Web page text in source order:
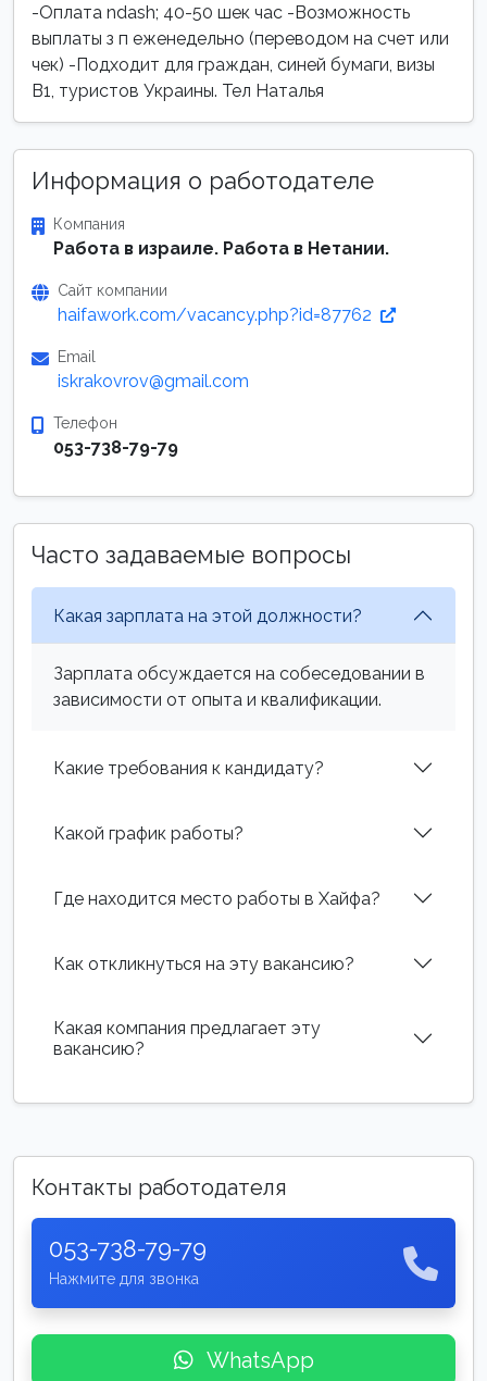
-Оплата ndash; 40-50 шек час -Возможность
выплаты з п еженедельно (переводом на счет или
чек) -Подходит для граждан, синей бумаги, визы
В1, туристов Украины. Тел Наталья
Информация о работодателе
Компания
Работа в израиле. Работа в Нетании.
Сайт компании
haifawork.com/vacancy.php?id=87762
Email
iskrakovrov@gmail.com
Телефон
053-738-79-79
Часто задаваемые вопросы
Какая зарплата на этой должности?
Зарплата обсуждается на собеседовании в
зависимости от опыта и квалификации.
Какие требования к кандидату?
Какой график работы?
Где находится место работы в Хайфа?
Как откликнуться на эту вакансию?
Какая компания предлагает эту
вакансию?
Контакты работодателя
053-738-79-79
Нажмите для звонка
WhatsApp